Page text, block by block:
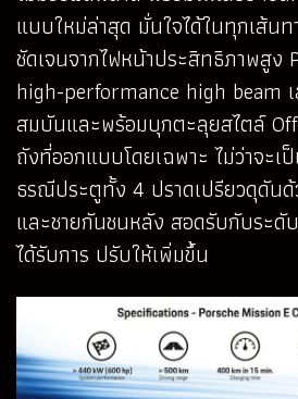
แบบใหม่ล่าสุด มั่นใจได้ในทุกเส้นท
ชัดเจนจากไฟหน้าประสิทธิภาพสูง
high-performance high beam
สมบันและพร้อมบุกตะลุยสไตล์
ถังที่ออกแบบโดยเฉพาะ ไม่ว่าจะ
ธรณีประตูทั้ง 4 ปราดเปรียวดุดันด้
และชายกันชนหลัง สอดรับกับระดั
ได้รับการ ปรับให้เพิ่มขึ้น